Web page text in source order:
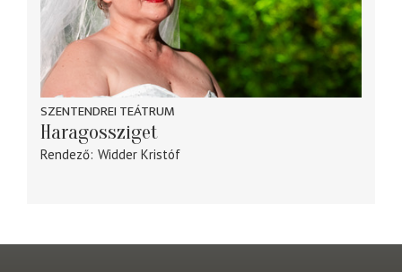
SZENTENDREI TEÁTRUM
Haragossziget
Rendező Widder Kristóf